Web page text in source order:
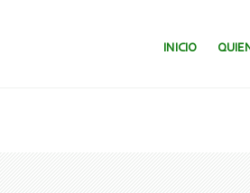
SALTAR AL
INICIO